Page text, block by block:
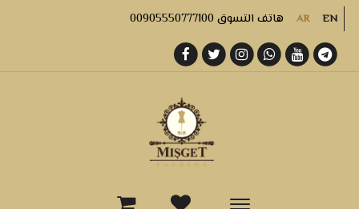
AR EN هاتف التسوق 00905550777100